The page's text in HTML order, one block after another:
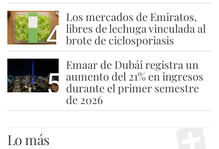
4
Los mercados de Emiratos,
libres de lechuga vinculada al
brote de ciclosporiasis
5
Emaar de Dubái registra un
aumento del 21% en ingresos
durante el primer semestre
de 2026
Lo más